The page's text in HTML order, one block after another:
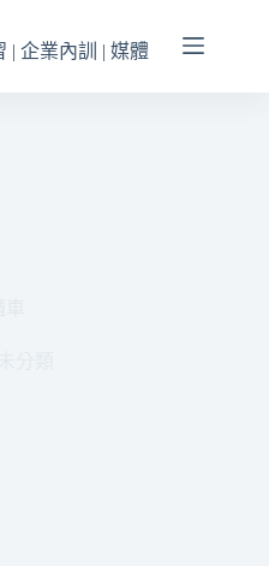
| 企業內訓 | 媒體